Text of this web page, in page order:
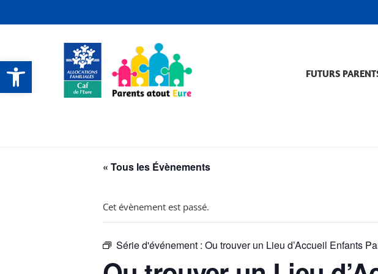
Ouvrir la barre d’outils FUTURS
« Tous les Évènements
Cet évènement est passé.
Série d'événement : Ou trouver un Lieu d’Accueil Enfants